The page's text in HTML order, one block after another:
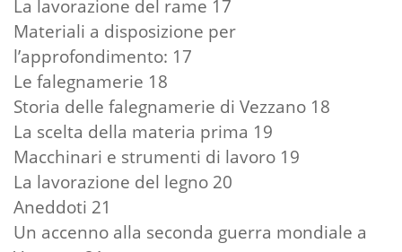
La lavorazione del rame 17
Materiali a disposizione per
l’approfondimento: 17
Le falegnamerie 18
Storia delle falegnamerie di Vezzano 18
La scelta della materia prima 19
Macchinari e strumenti di lavoro 19
La lavorazione del legno 20
Aneddoti 21
Un accenno alla seconda guerra mondiale a